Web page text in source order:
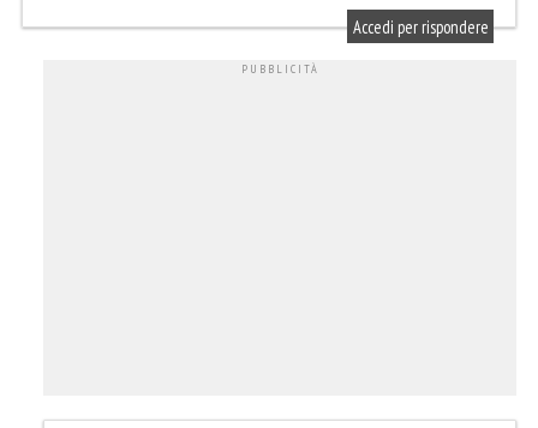
Accedi per rispondere